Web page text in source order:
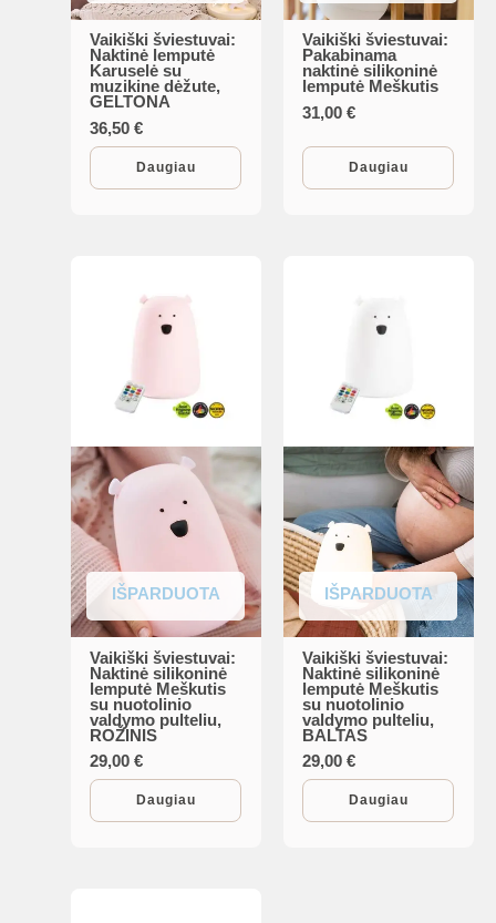
Vaikiški šviestuvai:
Naktinė lemputė
Karuselė su
muzikine dėžute,
GELTONA
36,50€
Daugiau
Vaikiški šviestuvai:
Pakabinama
naktinė silikoninė
lemputė Meškutis
31,00€
Daugiau
IŠPARDUOTA
Vaikiški šviestuvai:
Naktinė silikoninė
lemputė Meškutis
su nuotolinio
valdymo pulteliu,
ROŽINIS
29,00€
Daugiau
IŠPARDUOTA
Vaikiški šviestuvai:
Naktinė silikoninė
lemputė Meškutis
su nuotolinio
valdymo pulteliu,
BALTAS
29,00€
Daugiau